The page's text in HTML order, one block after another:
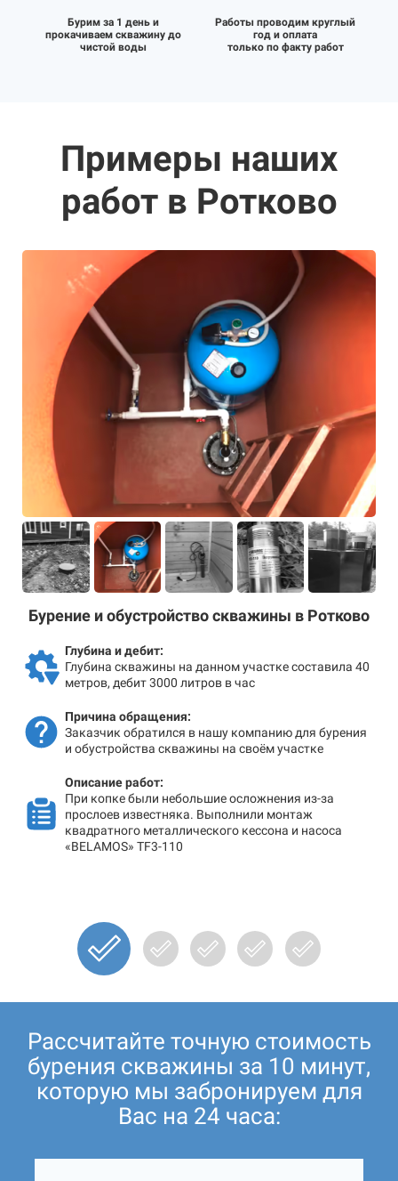
Бурим за 1 день и
прокачиваем скважину до
чистой воды
Работы проводим круглый
год и оплата
только по факту работ
Примеры наших
работ в Ротково
Бурение и обустройство скважины в Ротково
Глубина и дебит:
Глубина скважины на данном участке составила 40
метров, дебит 3000 литров в час
Причина обращения:
Заказчик обратился в нашу компанию для бурения
и обустройства скважины на своём участке
Описание работ:
При копке были небольшие осложнения из-за
прослоев известняка. Выполнили монтаж
квадратного металлического кессона и насоса
«BELAMOS» TF3-110
Рассчитайте точную стоимость
бурения скважины за 10 минут,
которую мы забронируем для
Вас на 24 часа: